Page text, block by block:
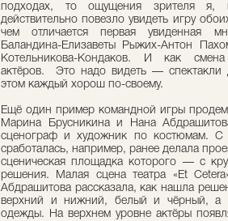
подходах, то ощущения зрителя я,
действительно повезло увидеть игру
чем отличается первая увиденная
Баландина-Елизаветы Рыжих-Антон
Котельникова-Кондаков. И как
актёров. Это надо видеть — спектакли
этом каждый хорош по-своему.
Ещё один пример командной игры
Марина Брусникина и Нана
сценограф и художник по костюмам. С
сработалась, например, ранее делала
сценическая площадка которого — с
решения. Малая сцена театра «Et
Абдрашитова рассказала, как нашла
верхний и нижний, белый и чёрный, а
одежды. На верхнем уровне актёры